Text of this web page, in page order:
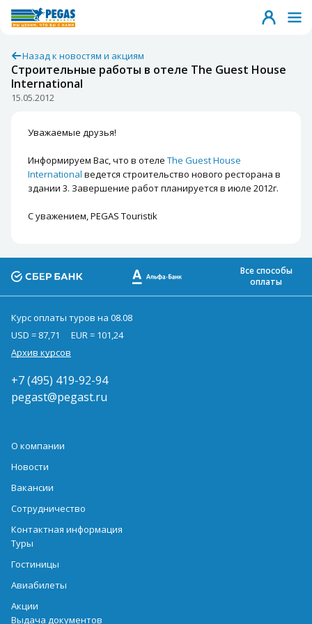
Назад к новостям и акциям
Строительные работы в отеле The Guest House
International
15.05.2012
Уважаемые друзья!
Информируем Вас, что в отеле The Guest House
International ведется строительство нового ресторана в
здании 3. Завершение работ планируется в июле 2012г.
С уважением, PEGAS Touristik
Все способы
оплаты
Курс оплаты туров на 08.08
USD = 87,71
EUR = 101,24
Архив курсов
+7 (495) 419-92-94
pegast@pegast.ru
О компании
Новости
Вакансии
Сотрудничество
Контактная информация
Туры
Гостиницы
Авиабилеты
Акции
Выдача документов